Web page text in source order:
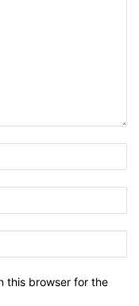
this browser for the